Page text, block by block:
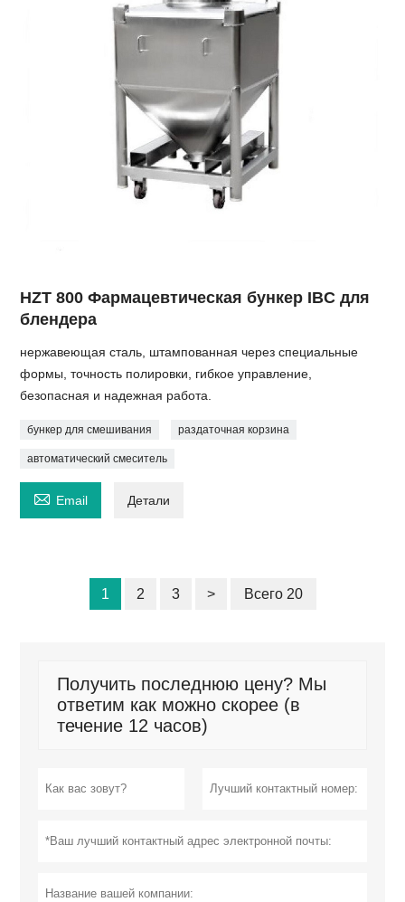
HZT 800 Фармацевтическая бункер IBC для
блендера
нержавеющая сталь, штампованная через специальные
формы, точность полировки, гибкое управление,
безопасная и надежная работа.
бункер для смешивания раздаточная корзина
автоматический смеситель
 Email Детали
1 2 3 > Всего 20
Получить последнюю цену? Мы
ответим как можно скорее (в
течение 12 часов)